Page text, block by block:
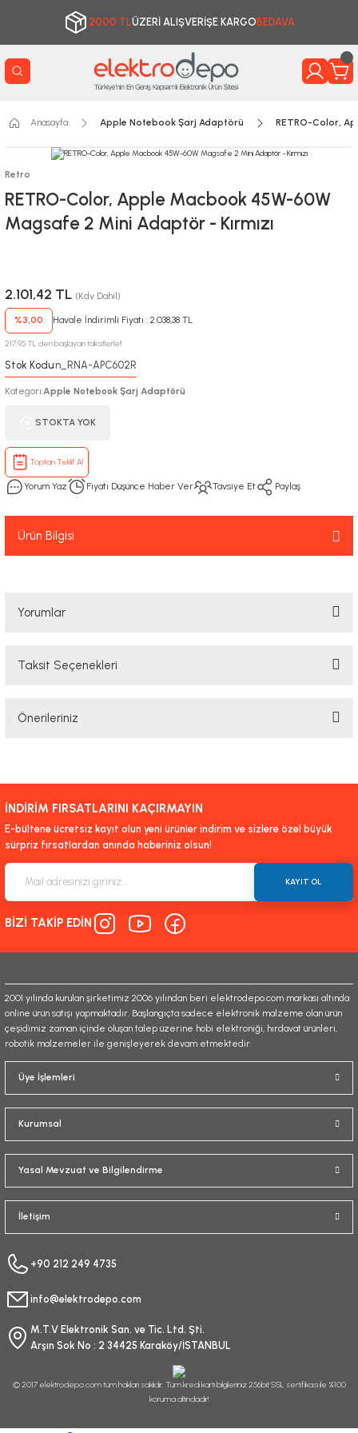
2000 TLÜZERİ ALIŞVERİŞE KARGO BEDAVA
Anasayfa Apple Notebook Şarj Adaptörü RETRO-Color,
Retro
RETRO-Color, Apple Macbook 45W-60W
Magsafe 2 Mini Adaptör - Kırmızı
2.101,42 TL (Kdv Dahil)
%3,00 Havale İndirimli Fiyatı : 2.038,38 TL
217,95 TL den başlayan taksitlerle!!
Stok Kodu:n_RNA-APC602R
Kategori:Apple Notebook Şarj Adaptörü
STOKTA YOK
Toptan Teklif Al
Yorum Yaz Fiyatı Düşünce Haber Ver Tavsiye Et Paylaş
Ürün Bilgisi
Yorumlar
Taksit Seçenekleri
Önerileriniz
yetersiz gördüğünüz noktaları öneri formunu kullanarak tarafımıza
iletebilirsiniz.
Görüş ve önerileriniz için teşekkür ederiz.
Ürün açıklamasında eksik bilgiler bulunuyor.
Ürün bilgilerinde hatalar bulunuyor.
Ürün fiyatı diğer sitelerden daha pahalı.
Gönder
İNDİRİM FIRSATLARINI KAÇIRMAYIN
E-bültene ücretsiz kayıt olun yeni ürünler indirim ve sizlere özel büyük
sürpriz fırsatlardan anında haberiniz olsun!
KAYIT OL
BİZİ TAKİP EDİN
2001 yılında kurulan şirketimiz 2006 yılından beri elektrodepo.com markası altında
online ürün satışı yapmaktadır. Başlangıçta sadece elektronik malzeme olan ürün
çeşidimiz zaman içinde oluşan talep üzerine hobi elektroniği, hırdavat ürünleri,
robotik malzemeler ile genişleyerek devam etmektedir.
Üye İşlemleri
Kurumsal
Yasal Mevzuat ve Bilgilendirme
İletişim
+90 212 249 4735
info@elektrodepo.com
M.T.V Elektronik San. ve Tic. Ltd. Şti.
Arşın Sok No : 2 34425 Karaköy/İSTANBUL
© 2017 elektrodepo.com tüm hakları saklıdır. Tüm kredi kartı bilgileriniz 256bit SSL sertifikası ile %100
koruma altındadır!